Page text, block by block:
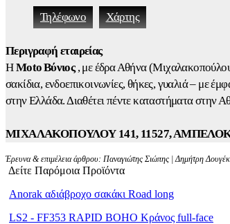
Τηλέφωνο Χάρτης
Περιγραφή εταιρείας
ΗMoto Βύνιος, με έδρα Αθήνα
σακίδια, ενδοεπικοινωνίες, θήκες, γυαλιά – με
στην Ελλάδα. Διαθέτει πέντε καταστήματα στην
ΜΙΧΑΛΑΚΟΠΟΥΛΟΥ 141, 11527,
Έρευνα & επιμέλεια άρθρου: Παναγιώτης Σιώπης | Δημήτρη
Δείτε Παρόμοια Προϊόντα
Anorak αδιάβροχο σακάκι Road long
LS2 - FF353 RAPID BOHO Κράνος full-face